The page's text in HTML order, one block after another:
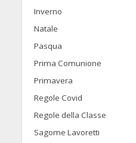
Inverno
Natale
Pasqua
Prima Comunione
Primavera
Regole Covid
Regole della Classe
Sagome Lavoretti